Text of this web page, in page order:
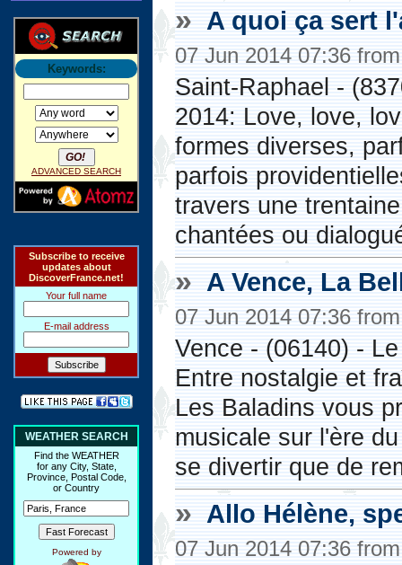
Keywords:
ADVANCED SEARCH
Subscribe to receive
updates about
DiscoverFrance.net!
Your full name
E-mail address
WEATHER SEARCH
Find the WEATHER
for any City, State,
Province, Postal Code,
or Country
Powered by
» A quoi ça sert
07 Jun 2014 07:36
Saint-Raphael -
2014: Love, love,
formes diverses,
parfois
travers une
chantées ou
» A Vence, La
07 Jun 2014 07:36
Vence - (06140) -
Entre nostalgie et
Les Baladins vous
musicale sur l'ère
se divertir que de
» Allo Hélène,
07 Jun 2014 07:36